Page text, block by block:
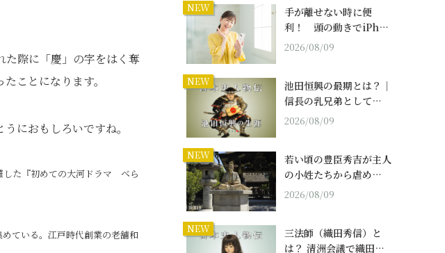
た際に「慶」の字をはく奪
ことになります。
におもしろいですね。
した『初めての大河ドラマ べら
ている。江戸時代創業の老舗和
NEW
手が離せない時に便
利！ 頭の動きでiPh…
2026/08/09
NEW
池田恒興の最期とは？｜
信長の乳兄弟として…
2026/08/09
NEW
若い頃の豊臣秀吉が主人
の小姓たちから虐め…
2026/08/09
NEW
三法師（織田秀信）と
は？ 清洲会議で織田…